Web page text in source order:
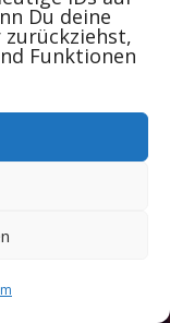
Du deine
Funktionen
Impressum